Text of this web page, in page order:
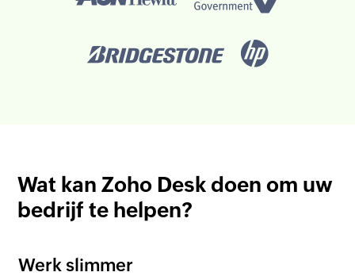
Wat kan Zoho Desk doen om uw
bedrijf te helpen?
Werk slimmer